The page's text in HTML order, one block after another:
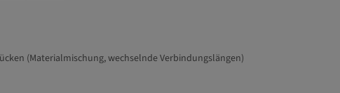
(Materialmischung, wechselnde Verbindungslängen)